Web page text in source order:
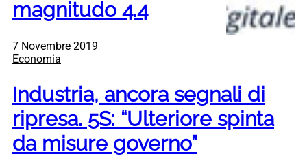
magnitudo 4.4
7 Novembre 2019
Economia
Industria, ancora segnali di
ripresa. 5S: “Ulteriore spinta
da misure governo”